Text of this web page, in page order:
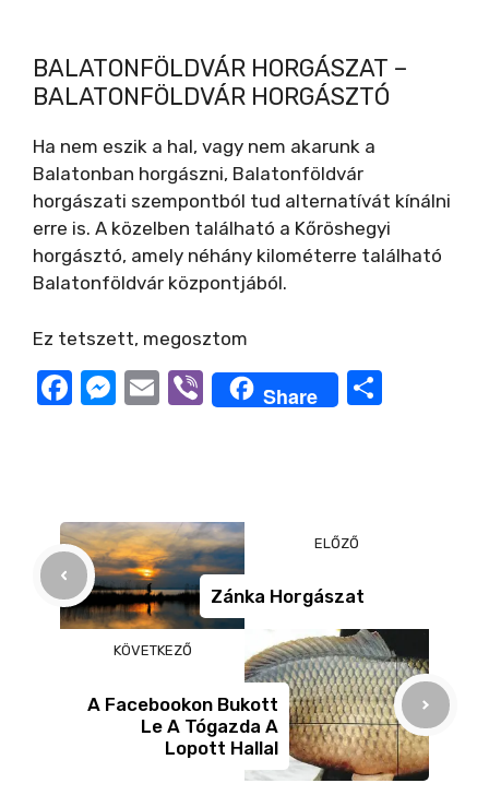
BALATONFÖLDVÁR HORGÁSZAT –
BALATONFÖLDVÁR HORGÁSZTÓ
Ha nem eszik a hal, vagy nem akarunk a
Balatonban horgászni, Balatonföldvár
horgászati szempontból tud alternatívát kínálni
erre is. A közelben található a Kőröshegyi
horgásztó, amely néhány kilométerre található
Balatonföldvár központjából.
Ez tetszett, megosztom
F
b
o
o
k
M
n
g
er
E
Vi
Share
ELŐZŐ
Zánka Horgászat
KÖVETKEZŐ
A Facebookon Bukott
Le A Tógazda A
Lopott Hallal